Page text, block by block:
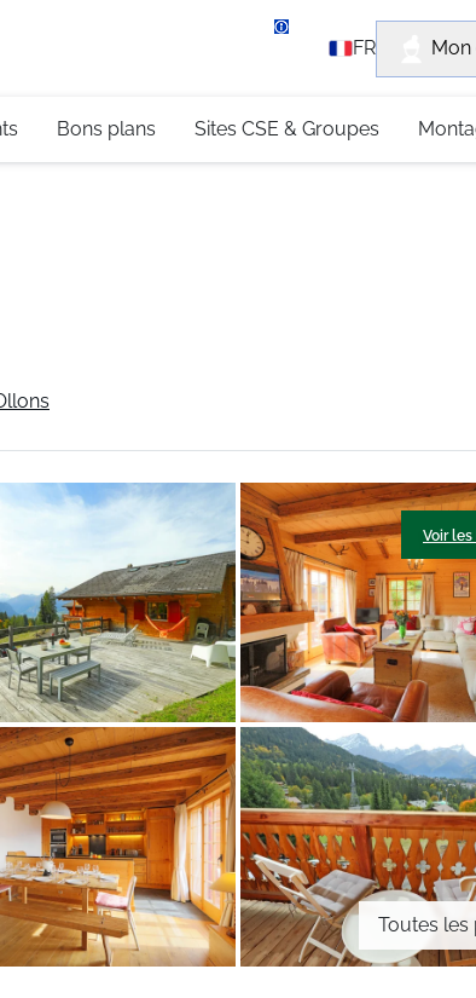
+33 (0)4 79 96 30 69
FR
Bons plans Sites CSE & Groupes
Toutes les
Voir